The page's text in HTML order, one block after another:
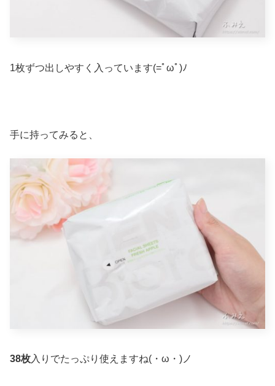
1枚ずつ出しやすく入っています(=ﾟωﾟ)ﾉ
手に持ってみると、
38枚入りでたっぷり使えますね(・ω・)ノ